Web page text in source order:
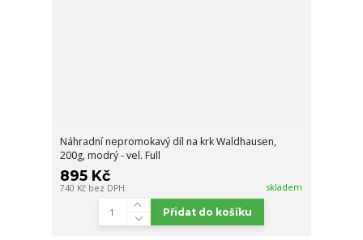
Náhradní nepromokavý díl na krk Waldhausen,
200g, modrý - vel. Full
895 Kč
740 Kč bez DPH skladem
Přidat do košíku